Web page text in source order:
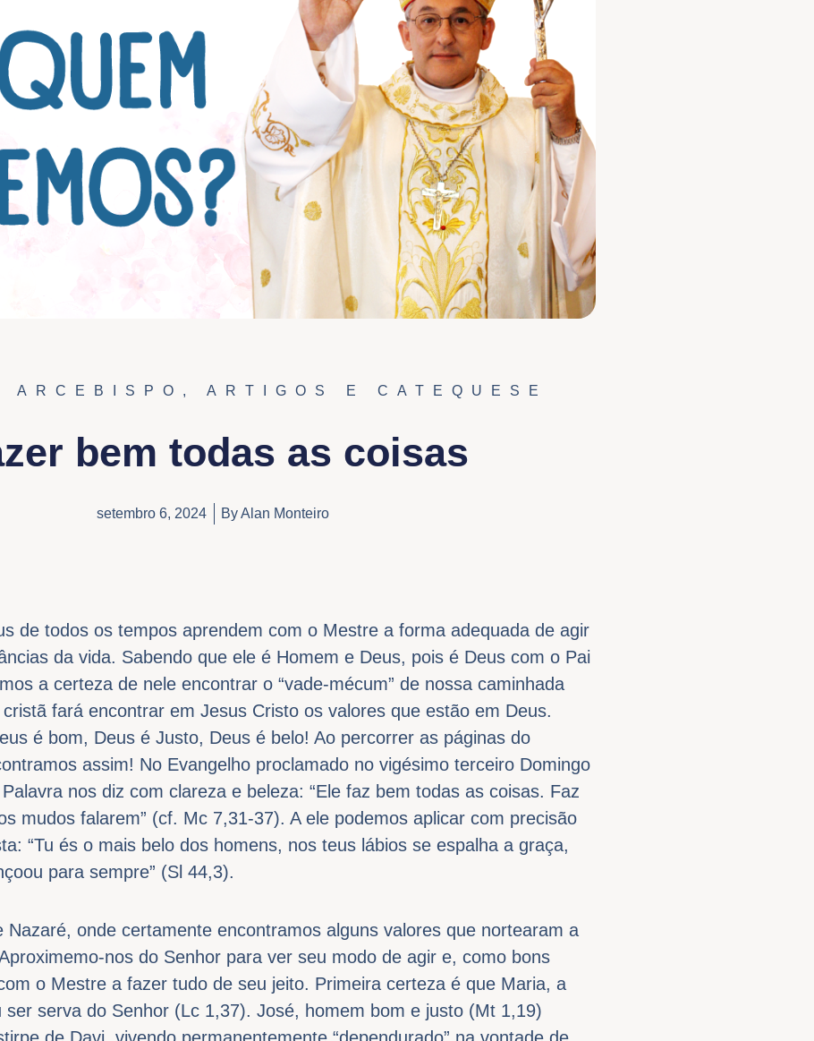
ARCEBISPO , ARTIGOS E CATEQUESE
bem todas as coisas
setembro 6, 2024 ByAlan Monteiro
de todos os tempos aprendem com o Mestre a forma adequada de agir
da vida. Sabendo que ele é Homem e Deus, pois é Deus com o Pai
a certeza de nele encontrar o “vade-mécum” de nossa caminhada
fará encontrar em Jesus Cristo os valores que estão em Deus.
é bom, Deus é Justo, Deus é belo! Ao percorrer as páginas do
assim! No Evangelho proclamado no vigésimo terceiro Domingo
nos diz com clareza e beleza: “Ele faz bem todas as coisas. Faz
mudos falarem” (cf. Mc 7,31-37). A ele podemos aplicar com precisão
“Tu és o mais belo dos homens, nos teus lábios se espalha a graça,
para sempre” (Sl 44,3).
Nazaré, onde certamente encontramos alguns valores que nortearam a
nos do Senhor para ver seu modo de agir e, como bons
o Mestre a fazer tudo de seu jeito. Primeira certeza é que Maria, a
ser serva do Senhor (Lc 1,37). José, homem bom e justo (Mt 1,19)